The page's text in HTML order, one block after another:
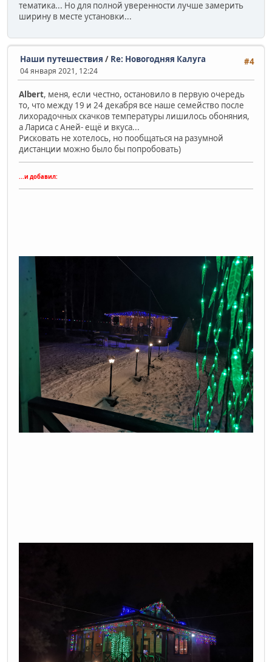
тематика... Но для полной уверенности лучше замерить
ширину в месте установки...
#4
Наши путешествия / Re: Новогодняя Калуга
04 января 2021, 12:24
Albert, меня, если честно, остановило в первую очередь
то, что между 19 и 24 декабря все наше семейство после
лихорадочных скачков температуры лишилось обоняния,
а Лариса с Аней- ещё и вкуса...
Рисковать не хотелось, но пообщаться на разумной
дистанции можно было бы попробовать)
...и добавил: